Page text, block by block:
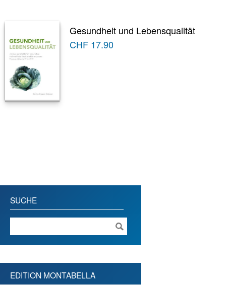
Gesundheit und Lebensqualität
CHF17.90
SUCHE
EDITION MONTABELLA